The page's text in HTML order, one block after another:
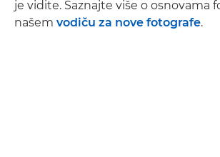
je vidite. Saznajte više o osnovama
našem vodiču za nove fotografe.